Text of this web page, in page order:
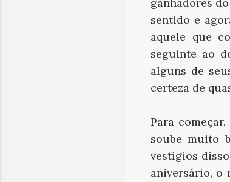
sentido e
aquele que
seguinte ao
alguns de
certeza de
Para
soube muito
vestígios
aniversário, o